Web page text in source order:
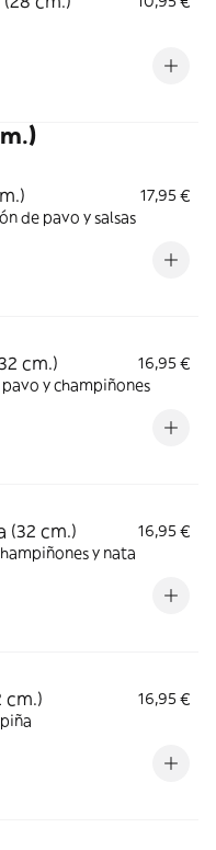
17,95 €
de pavo y salsas
cm.)
16,95 €
y champiñones
(32 cm.)
16,95 €
y nata
cm.)
16,95 €